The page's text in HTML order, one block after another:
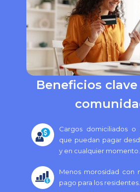
Beneficios
Cargos domiciliados o
que puedan pagar
y en cualquier momento.
Menos morosidad con
pago para los residentes.